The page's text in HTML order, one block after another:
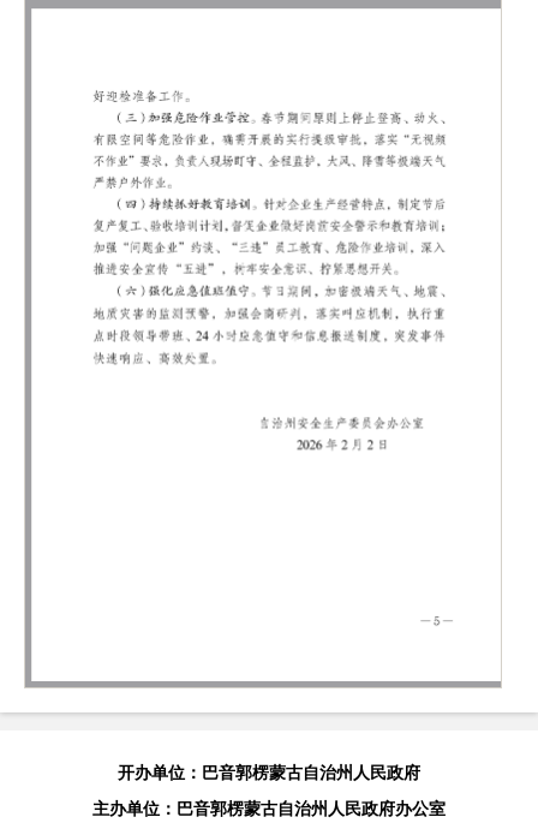
开办单位：巴音郭楞蒙古自治州人民政府
主办单位：巴音郭楞蒙古自治州人民政府办公室